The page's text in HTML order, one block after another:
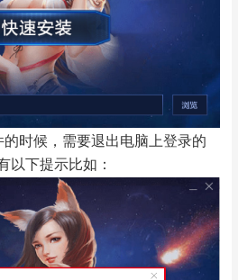
时候，需要退出电脑上登录的
以下提示比如：